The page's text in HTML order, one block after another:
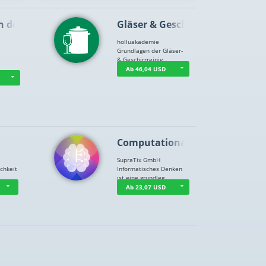
der … Gläser & Geschi…
holluakademie
Grundlagen der Gläser-
& Geschirrreinig…
Ab 46,04 USD
Computational T…
SupraTix GmbH
Informatisches Denken
ist eine grundleg…
Ab 23,07 USD